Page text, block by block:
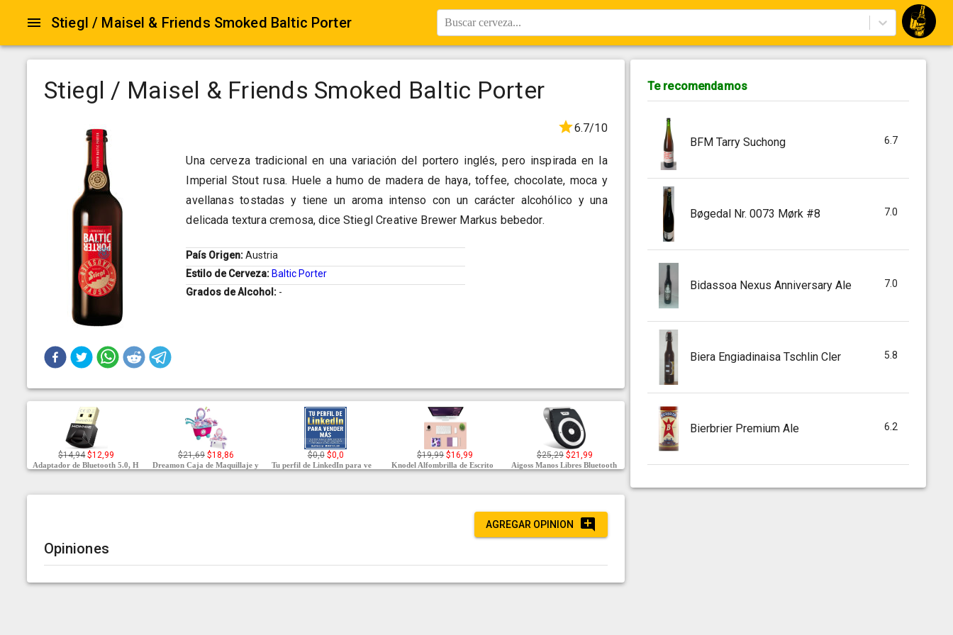
Stiegl / Maisel & Friends Smoked Baltic Porter Buscar cerveza...
Stiegl / Maisel & Friends Smoked Baltic Porter
6.7/10
Una cerveza tradicional en una variación del portero inglés, pero inspirada en la
Imperial Stout rusa. Huele a humo de madera de haya, toffee, chocolate, moca y
avellanas tostadas y tiene un aroma intenso con un carácter alcohólico y una
delicada textura cremosa, dice Stiegl Creative Brewer Markus bebedor.
País Origen:Austria
Estilo de Cerveza: Baltic Porter
Grados de Alcohol: -
$14,94 $12,99
Adaptador de Bluetooth 5.0, H
$21,69 $18,86
Dreamon Caja de Maquillaje y
$0,0 $0,0
Tu perfil de LinkedIn para ve
$19,99 $16,99
Knodel Alfombrilla de Escrito
$25,29 $21,99
Aigoss Manos Libres Bluetooth
AGREGAR OPINION
Opiniones
Te recomendamos
BFM Tarry Suchong 6.7
Bøgedal Nr. 0073 Mørk #8 7.0
Bidassoa Nexus Anniversary Ale 7.0
Biera Engiadinaisa Tschlin Cler 5.8
Bierbrier Premium Ale 6.2